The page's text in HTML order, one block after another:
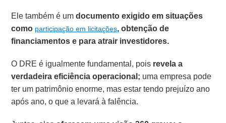
Ele também é umdocumento exigido em situações
como participação em licitações, obtenção de
financiamentos e para atrair investidores.
O DRE é igualmente fundamental, pois revela a
verdadeira eficiência operacional; uma empresa pode
ter um patrimônio enorme, mas estar tendo prejuízo ano
após ano, o que a levará à falência.